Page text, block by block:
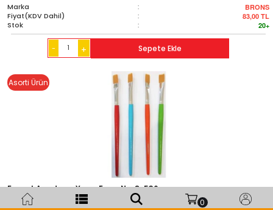
0
Marka
: BRONS
Fiyat(KDV Dahil) : 83,00 TL
Stok : 20+
- + Sepete Ekle
Asorti Ürün
Fanart Academy Yassı Fırça No: 8-536